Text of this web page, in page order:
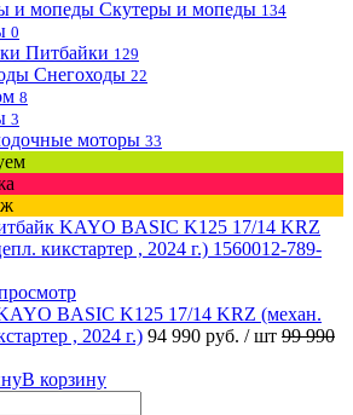
Скутеры и мопеды 134
0
Питбайки 129
Снегоходы 22
8
3
моторы 33
BASIC K125 17/14 KRZ (механ.
, 2024 г.) 94 990 руб. / шт 99 990
В корзину